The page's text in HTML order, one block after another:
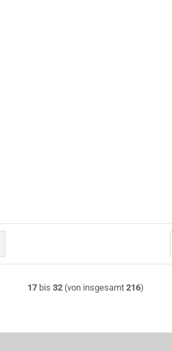
17 bis32 (von insgesamt216)